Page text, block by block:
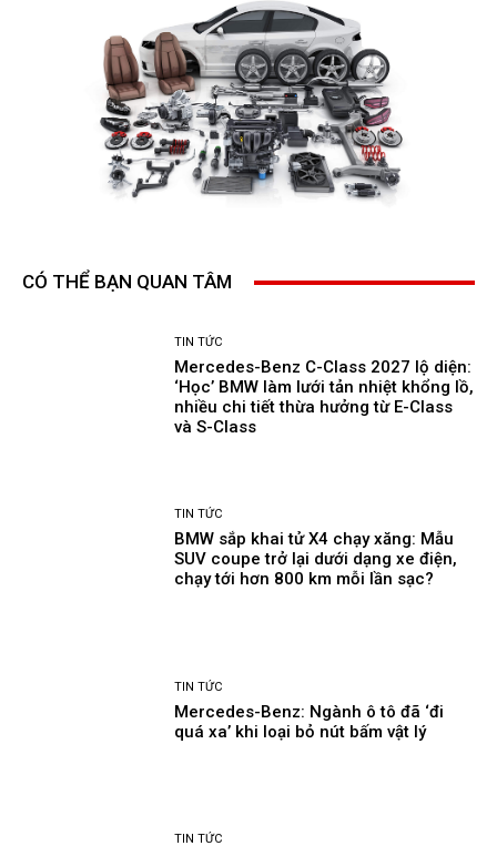
CÓ THỂ BẠN QUAN TÂM
TIN TỨC
Mercedes-Benz C-Class 2027 lộ diện:
‘Học’ BMW làm lưới tản nhiệt khổng lồ,
nhiều chi tiết thừa hưởng từ E-Class
và S-Class
TIN TỨC
BMW sắp khai tử X4 chạy xăng: Mẫu
SUV coupe trở lại dưới dạng xe điện,
chạy tới hơn 800 km mỗi lần sạc?
TIN TỨC
Mercedes-Benz: Ngành ô tô đã ‘đi
quá xa’ khi loại bỏ nút bấm vật lý
TIN TỨC